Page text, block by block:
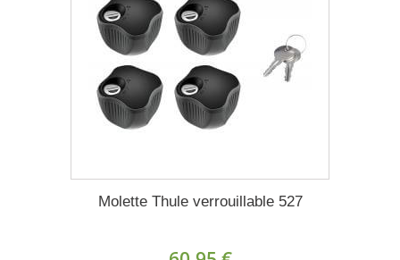
Molette Thule verrouillable 527